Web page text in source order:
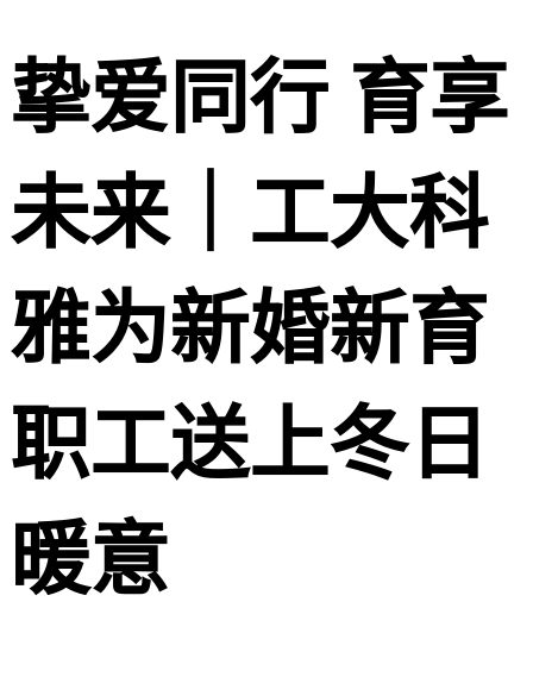
挚爱同行 育享
未来｜工大科
雅为新婚新育
职工送上冬日
暖意